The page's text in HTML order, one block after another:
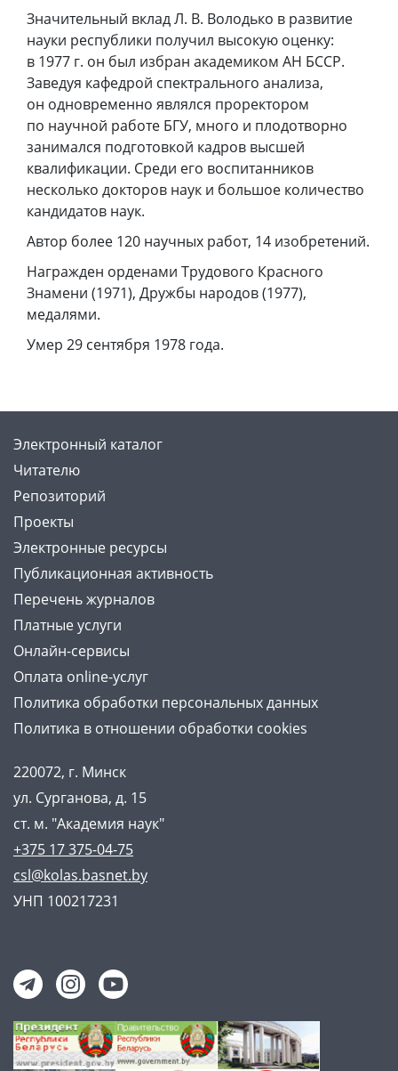
Значительный вклад Л. В. Володько в развитие
науки республики получил высокую оценку:
в 1977 г. он был избран академиком АН БССР.
Заведуя кафедрой спектрального анализа,
он одновременно являлся проректором
по научной работе БГУ, много и плодотворно
занимался подготовкой кадров высшей
квалификации. Среди его воспитанников
несколько докторов наук и большое количество
кандидатов наук.
Автор более 120 научных работ, 14 изобретений.
Награжден орденами Трудового Красного
Знамени (1971), Дружбы народов (1977),
медалями.
Умер 29 сентября 1978 года.
Электронный каталог
Читателю
Репозиторий
Проекты
Электронные ресурсы
Публикационная активность
Перечень журналов
Платные услуги
Онлайн-сервисы
Оплата online-услуг
Политика обработки персональных данных
Политика в отношении обработки cookies
220072, г. Минск
ул. Сурганова, д. 15
ст. м. "Академия наук"
+375 17 375-04-75
csl@kolas.basnet.by
УНП 100217231